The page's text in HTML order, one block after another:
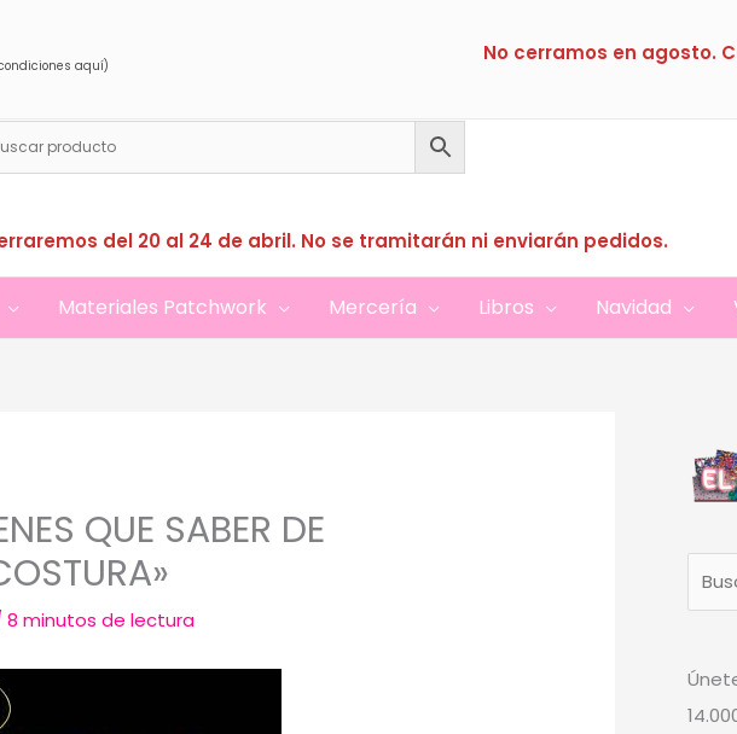
aquí)
No cerramos en agosto.
del 20 al 24 de abril. No se tramitarán ni enviarán pedidos.
Materiales Patchwork Mercería Libros Navidad
QUE SABER DE
8 minutos de lectura
u
c
a